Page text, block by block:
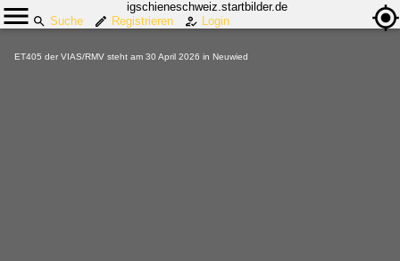
igschieneschweiz.startbilder.de
Suche
Registrieren Login
ET405 der VIAS/RMV steht am 30 April 2026 in Neuwied